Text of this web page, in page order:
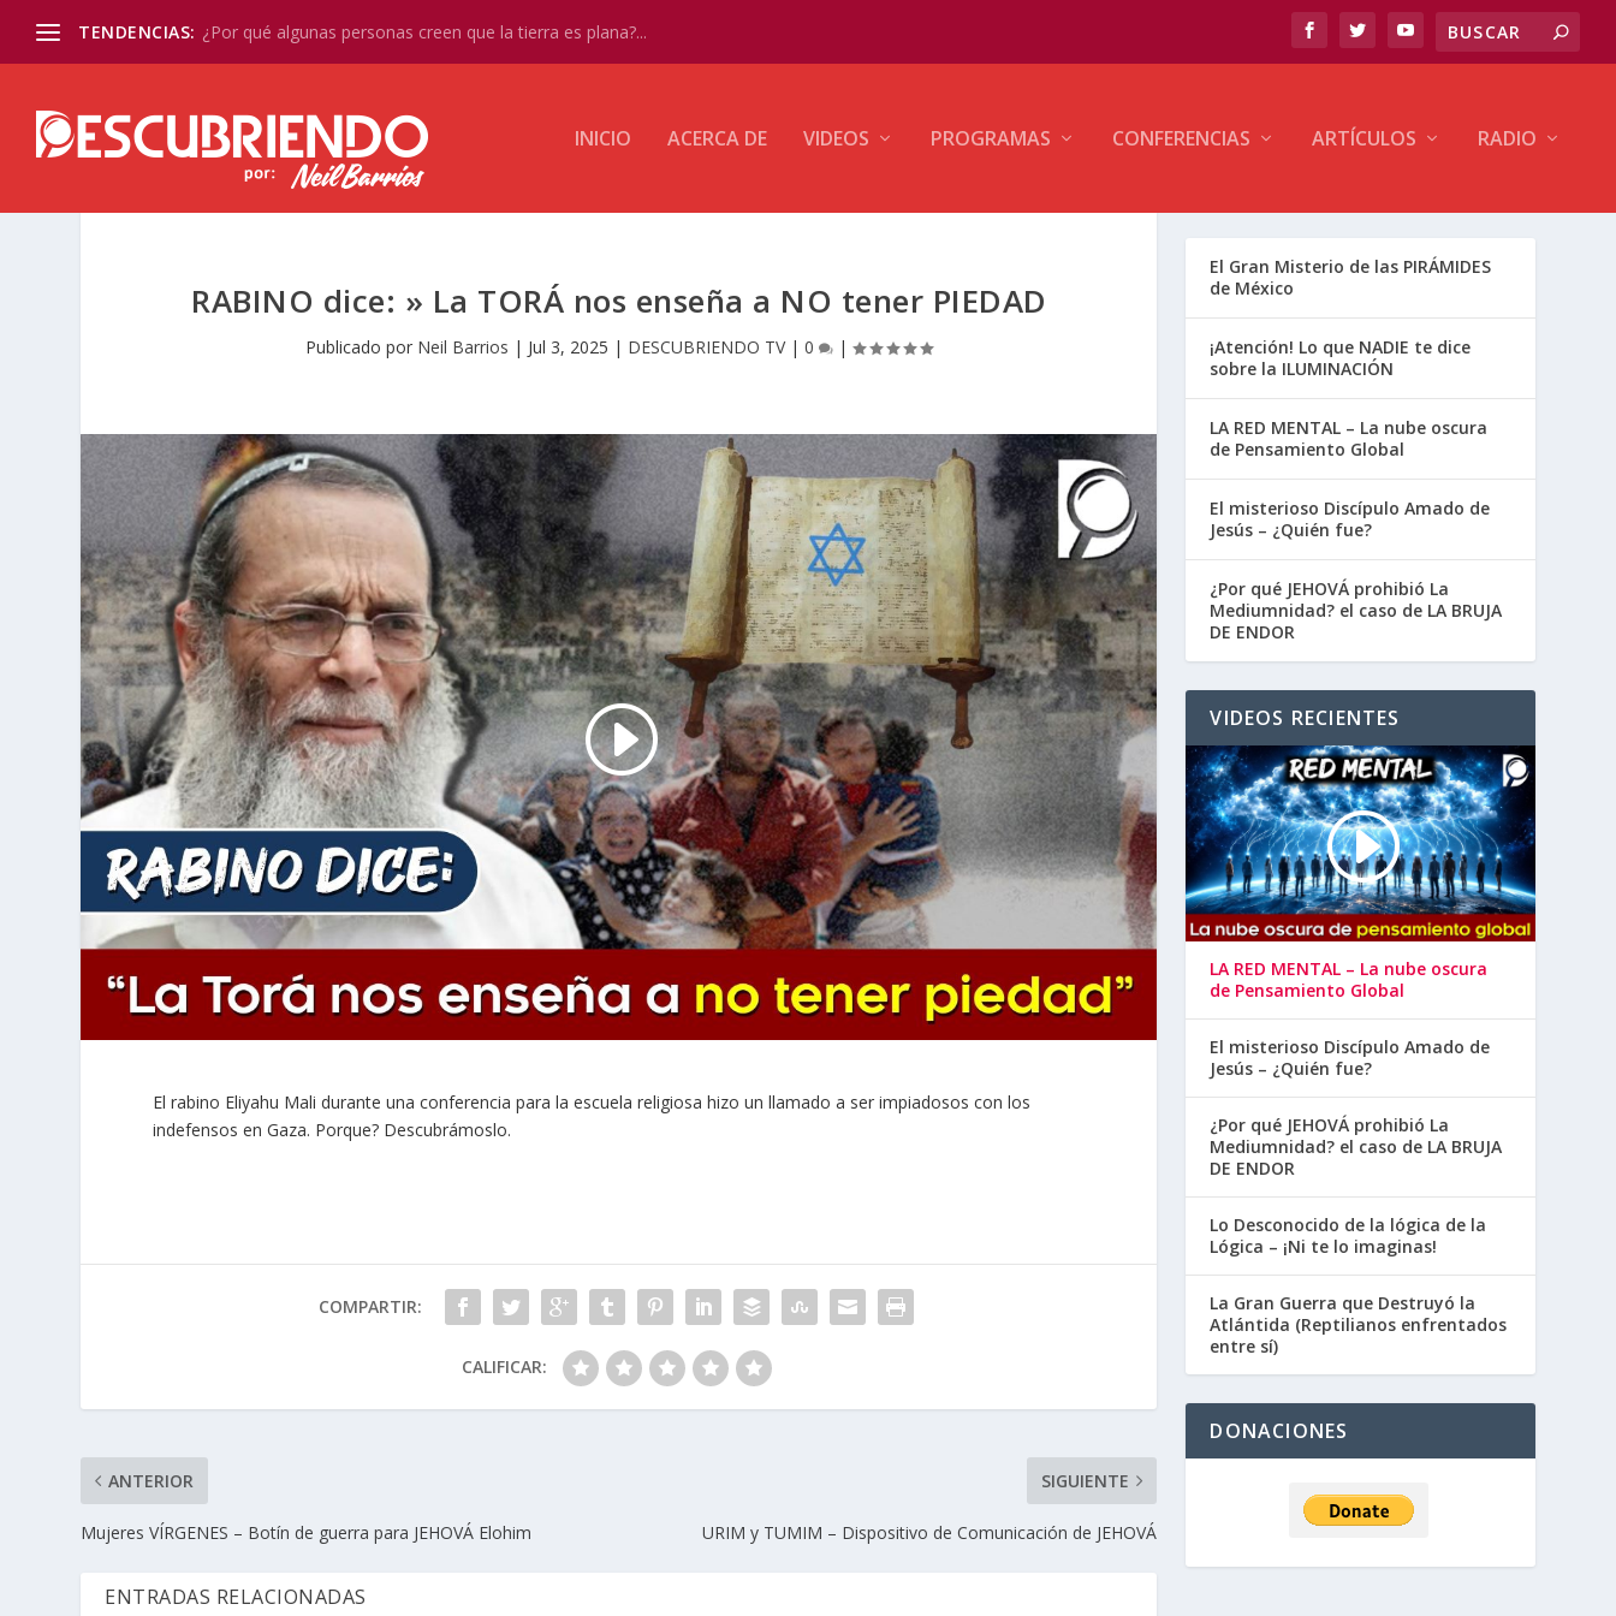
TENDENCIAS: ¿Por qué algunas personas creen que la tierra es plana?...
INICIO ACERCA DE VIDEOS PROGRAMAS CONFERENCIAS ARTÍCULOS RADIO
RABINO dice: » La TORÁ nos enseña a NO tener PIEDAD
Publicado por Neil Barrios | Jul 3, 2025 | DESCUBRIENDO TV|0 |
El rabino Eliyahu Mali durante una conferencia para la escuela religiosa hizo un llamado a ser impiadosos con los
indefensos en Gaza. Porque? Descubrámoslo.
COMPARTIR:
CALIFICAR:
ANTERIOR
Mujeres VÍRGENES – Botín de guerra para JEHOVÁ Elohim
SIGUIENTE
URIM y TUMIM – Dispositivo de Comunicación de JEHOVÁ
ENTRADAS RELACIONADAS
El Gran Misterio de las PIRÁMIDES
de México
¡Atención! Lo que NADIE te dice
sobre la ILUMINACIÓN
LA RED MENTAL – La nube oscura
de Pensamiento Global
El misterioso Discípulo Amado de
Jesús – ¿Quién fue?
¿Por qué JEHOVÁ prohibió La
Mediumnidad? el caso de LA BRUJA
DE ENDOR
VIDEOS RECIENTES
LA RED MENTAL – La nube oscura
de Pensamiento Global
El misterioso Discípulo Amado de
Jesús – ¿Quién fue?
¿Por qué JEHOVÁ prohibió La
Mediumnidad? el caso de LA BRUJA
DE ENDOR
Lo Desconocido de la lógica de la
Lógica – ¡Ni te lo imaginas!
La Gran Guerra que Destruyó la
Atlántida (Reptilianos enfrentados
entre sí)
DONACIONES